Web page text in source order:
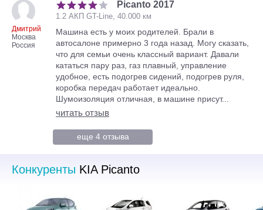
доступны, как четырех, так и пятиместные модификации,
первые оснащаются иным задним диваном с двумя
подголовниками и ремнями безопасности вместо трех.
Выразительный салон Киа Пиканто может похвастаться
достойным уровнем комфорта, яркими стилистическими
решениями, качественными отделочными материалами и
богатым оснащением. Главная панель выделяется крупными
овалами дефлекторов климатической системы,
занял 7-дюймовый экран мультимедийной системы с
поддержкой Apple CarPlay и Android Auto, под которым,
отделенные декоративной планкой, нашли свое место
климатом. Позади трехспицевого мультируля находиться
комбинированный приборный щиток с небольшим TFT
беспроводную зарядку мобильных устройств, бесключевой
Дмитрий
Москва
Россия
Picanto 2017
1.2 АКП GT-Line, 40.000 км
Машина есть у моих родителей. Брали в
автосалоне примерно 3 года назад. Могу сказать,
что для семьи очень классный вариант. Давали
кататься пару раз, газ плавный, управление
удобное, есть подогрев сидений, подогрев руля,
коробка передач работает идеально.
Шумоизоляция отличная, в машине присут...
читать отзыв
еще 4 отзыва
Конкуренты KIA Picanto